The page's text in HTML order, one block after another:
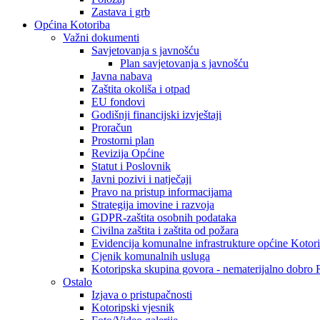
Zastava i grb
Općina Kotoriba
Važni dokumenti
Savjetovanja s javnošću
Plan savjetovanja s javnošću
Javna nabava
Zaštita okoliša i otpad
EU fondovi
Godišnji financijski izvještaji
Proračun
Prostorni plan
Revizija Općine
Statut i Poslovnik
Javni pozivi i natječaji
Pravo na pristup informacijama
Strategija imovine i razvoja
GDPR-zaštita osobnih podataka
Civilna zaštita i zaštita od požara
Evidencija komunalne infrastrukture općine
Cjenik komunalnih usluga
Kotoripska skupina govora - nematerijalno dobro
Ostalo
Izjava o pristupačnosti
Kotoripski vjesnik